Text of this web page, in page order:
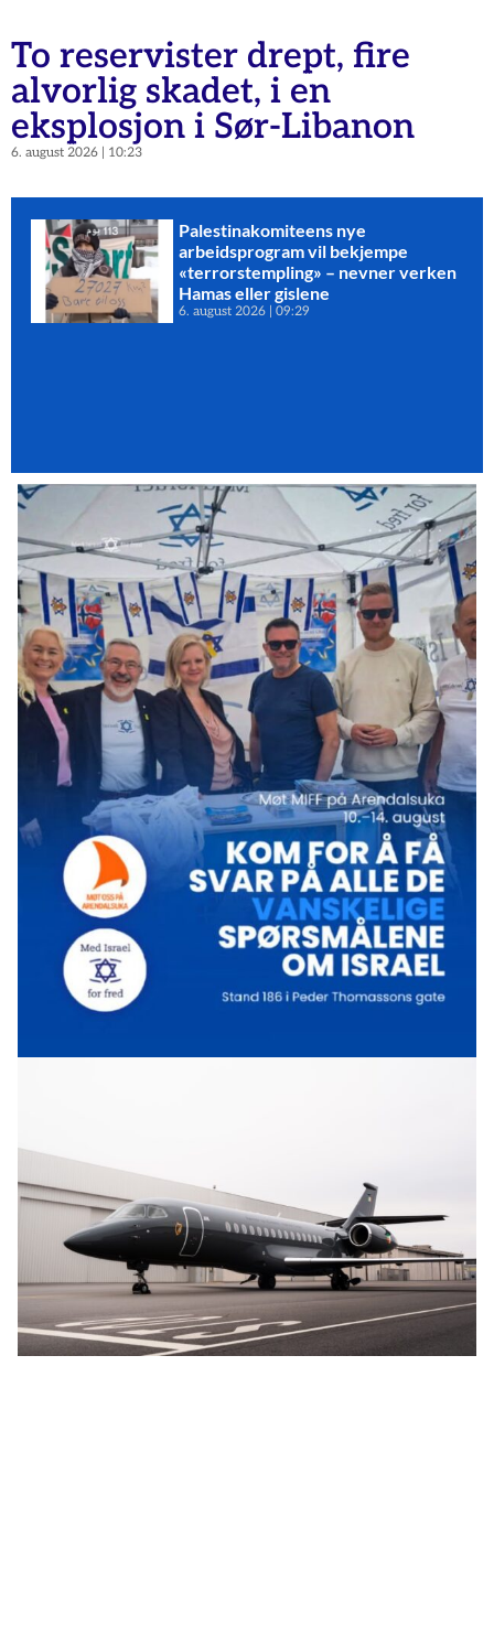
To reservister drept, fire
alvorlig skadet, i en
eksplosjon i Sør-Libanon
6. august 2026 10:23
Palestinakomiteens nye
arbeidsprogram vil bekjempe
«terrorstempling» – nevner verken
Hamas eller gislene
6. august 2026 09:29